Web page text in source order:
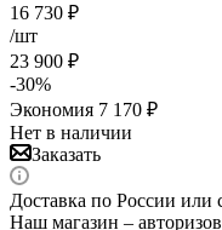
16 730 ₽
/шт
23 900 ₽
-30%
Экономия 7 170 ₽
Нет в наличии
Заказать
Доставка по России или
Наш магазин –